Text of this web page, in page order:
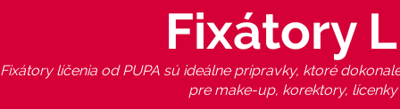
Fixátory
Fixátory líčenia od PUPA sú ideálne prípravky, ktoré
pre make-up, korektory,